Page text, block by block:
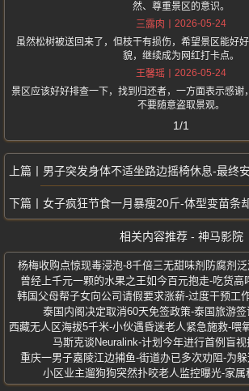
然、尊重景区的意识。
三露肉
2026-05-24
虽然松树被送回来了，但枝干有损伤，希望景区能好
貌，继续成为网红打卡点。
王馨瑶
2026-05-24
景区应该好好排查一下，找到归还者，一方面表示感谢
不要随意盗取景观。
1/1
男子突发身体不适坐路边摇椅休息-最终安详离世网
女子疯狂节食一月暴瘦20斤-体型变苗条却查出重度
相关内容推荐 - 神马影院
杨梅收购点惊现毒浸泡-8千倍三无甜味剂防腐剂
曾经上千元一颗的水果之王如今百元抱走-吃货高
韩国父母帮子女向公司请假要求涨薪-过度干预工
泰国内阁决定取消60天免签政策-泰国旅游
马斯克谈Neuralink-计划今年进行首例盲
重庆一男子嘉陵江边捕鱼-街道办已多次劝阻-为
小区业主遛狗狗突然扑咬老人监控曝光-家